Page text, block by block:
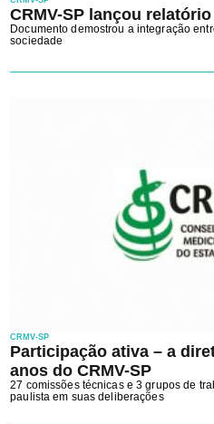
CRMV-SP lançou
Documento demostrou a integração
sociedade
CRMV-SP
Participação ativa – a
anos do CRMV-SP
27 comissões técnicas e 3 grupos de
paulista em suas deliberações